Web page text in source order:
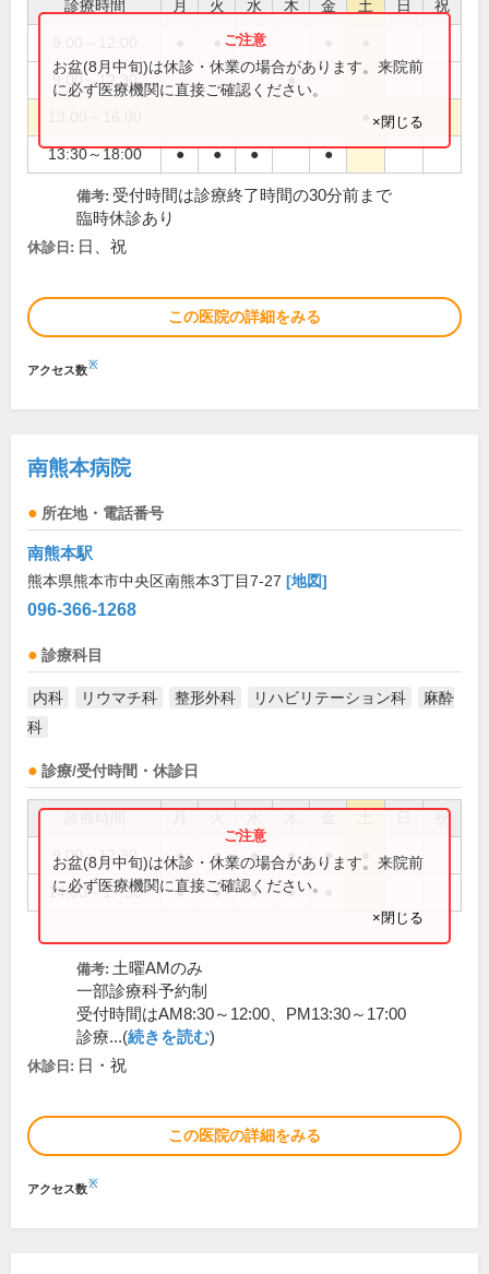
診療時間 月 火 水 木 金 土 日 祝
●
9:00～12:30 ●
13:30～18:00 ● ● ● ●
お盆(8月中旬)は休診・休業の場合があります。来院前
に必ず医療機関に直接ご確認ください。
×閉じる
備考: 受付時間は診療終了時間の30分前まで
臨時休診あり
休診日: 日、祝
この医院の詳細をみる
アクセス数※
南熊本病院
所在地・電話番号
南熊本駅
熊本県熊本市中央区南熊本3丁目7-27 [地図]
096-366-1268
診療科目
内科 リウマチ科 整形外科 リハビリテーション科
麻酔
科
診療/受付時間・休診日
祝
9:00～12:30 ● ● ● ● ●
14:00～17:30 ● ● ● ●
お盆(8月中旬)は休診・休業の場合があります。来院前
に必ず医療機関に直接ご確認ください。
×閉じる
備考: 土曜AMのみ
一部診療科予約制
受付時間はAM8:30～12:00、PM13:30～17:00
診療...(続きを読む)
休診日: 日・祝
この医院の詳細をみる
アクセス数※